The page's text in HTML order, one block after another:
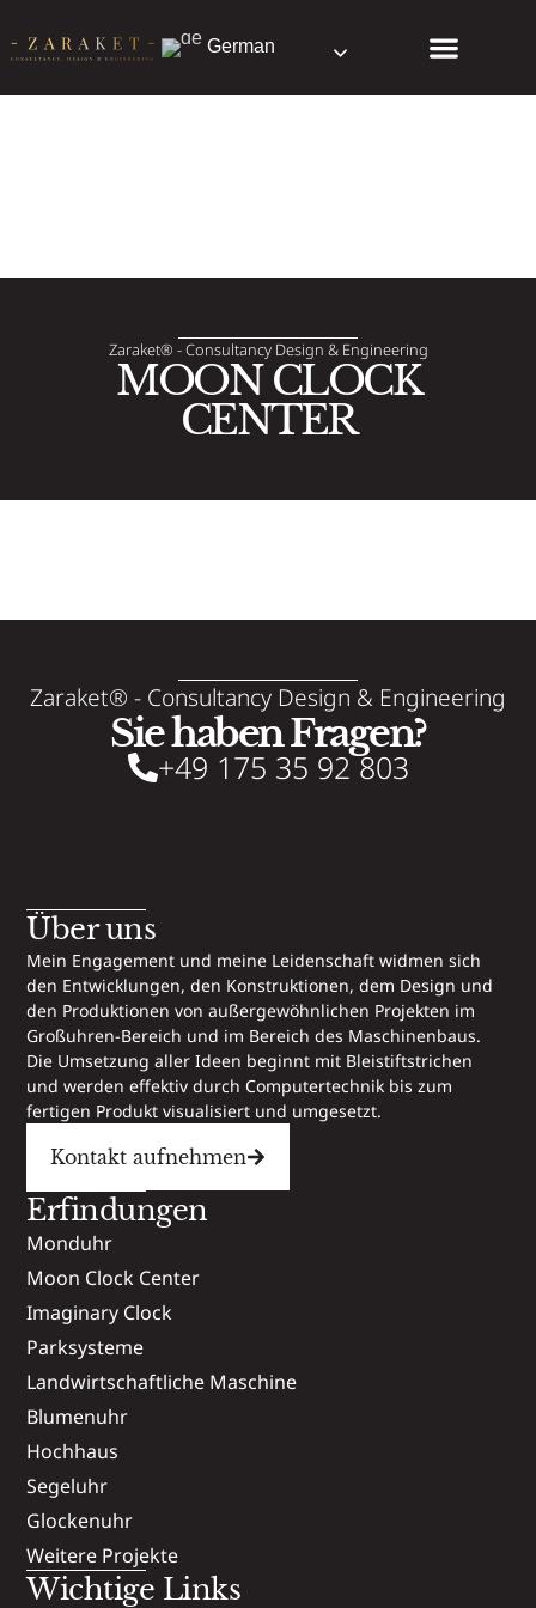
German
Zaraket® - Consultancy Design & Engineering
MOON CLOCK
CENTER
Zaraket® - Consultancy Design & Engineering
Sie haben Fragen?
+49 175 35 92 803
Über uns
Mein Engagement und meine Leidenschaft widmen sich
den Entwicklungen, den Konstruktionen, dem Design und
den Produktionen von außergewöhnlichen Projekten im
Großuhren-Bereich und im Bereich des Maschinenbaus.
Die Umsetzung aller Ideen beginnt mit Bleistiftstrichen
und werden effektiv durch Computertechnik bis zum
fertigen Produkt visualisiert und umgesetzt.
Kontakt aufnehmen
Erfindungen
Monduhr
Moon Clock Center
Imaginary Clock
Parksysteme
Landwirtschaftliche Maschine
Blumenuhr
Hochhaus
Segeluhr
Glockenuhr
Weitere Projekte
Wichtige Links